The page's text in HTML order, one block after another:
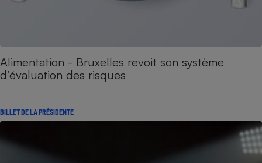
Alimentation - Bruxelles revoit son système
d’évaluation des risques
BILLET DE LA PRÉSIDENTE